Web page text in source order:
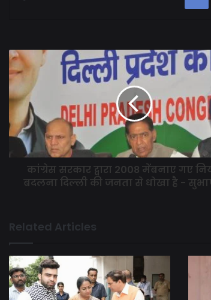
कांग्रेस सरकार द्वारा 2008 मेंबनाए गए
बदलना दिल्ली की जनता से धोखा है -
Related Articles